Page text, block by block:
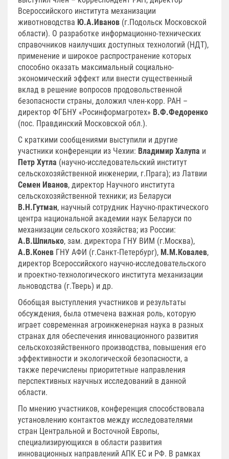
Всероссийского института механизации
животноводства Ю.А.Иванов (г.Подольск Московской
области). О разработке информационно-технических
справочников наилучших доступных технологий (НДТ),
применение и широкое распространение которых
способно оказать максимальный социально-
экономический эффект или внести существенный
вклад в решение вопросов продовольственной
безопасности страны, доложил член-корр. РАН –
директор ФГБНУ «Росинформагротех» В.Ф.Федоренко
(пос. Правдинский Московской обл.).
С краткими сообщениями выступили и другие
участники конференции из Чехии: Владимир Халупа и
Петр Хутла (научно-исследовательский институт
сельскохозяйственной инженерии, г.Прага); из Латвии
Семен Иванов, директор Научного института
сельскохозяйственной техники; из Беларуси
В.Н.Гутман, научный сотрудник Научно-практического
центра национальной академии наук Беларуси по
механизации сельского хозяйства; из России:
А.В.Шпилько, зам. директора ГНУ ВИМ (г.Москва),
А.В.Конев ГНУ АФИ (г.Санкт-Петербург), М.М.Ковалев,
директор Всероссийского научно-исследовательского
и проектно-технологического института механизации
льноводства (г.Тверь) и др.
Обобщая выступления участников и результаты
обсуждения, была отмечена важная роль, которую
играет современная агроинженерная наука в разных
странах для обеспечения инновационного развития
сельскохозяйственного производства, повышения его
эффективности и экологической безопасности, а
также перечислены приоритетные направления
перспективных научных исследований в данной
области.
По мнению участников, конференция способствовала
установлению контактов между исследователями
стран Центральной и Восточной Европы,
специализирующихся в области развития
инновационных направлений АПК ЕС и РФ. В рамках